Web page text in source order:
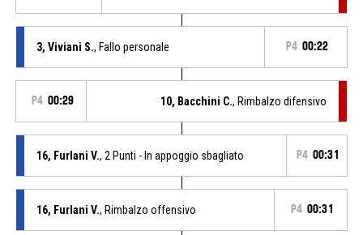
3, Viviani S., Fallo personale P4 00:22
P4 00:29 10, Bacchini C., Rimbalzo difensivo
16, Furlani V., 2 Punti - In appoggio sbagliato P4 00:31
16, Furlani V., Rimbalzo offensivo P4 00:31